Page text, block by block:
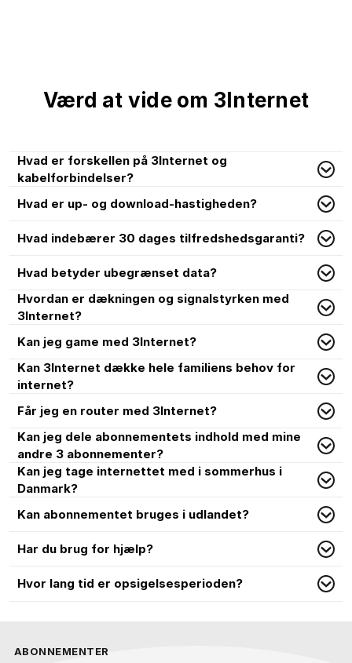
Værd at vide om 3Internet
Hvad er forskellen på 3Internet og
kabelforbindelser?
Hvad er up- og download-hastigheden?
Hvad indebærer 30 dages tilfredshedsgaranti?
Hvad betyder ubegrænset data?
Hvordan er dækningen og signalstyrken med
3Internet?
Kan jeg game med 3Internet?
Kan 3Internet dække hele familiens behov for
internet?
Får jeg en router med 3Internet?
Kan jeg dele abonnementets indhold med mine
andre 3 abonnementer?
Kan jeg tage internettet med i sommerhus i
Danmark?
Kan abonnementet bruges i udlandet?
Har du brug for hjælp?
Hvor lang tid er opsigelsesperioden?
ABONNEMENTER